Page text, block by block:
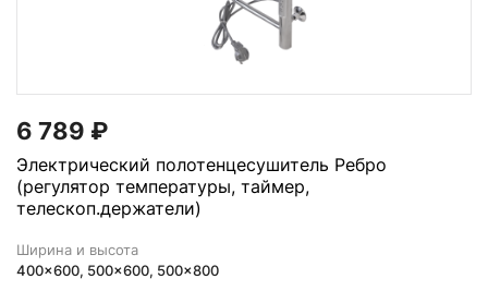
6 789 ₽
Электрический полотенцесушитель Ребро
(регулятор температуры, таймер,
телескоп.держатели)
Ширина и высота
400x600, 500x600, 500x800